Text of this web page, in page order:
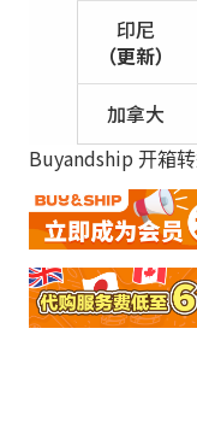
印尼
（更新）
加拿大
Buyandship 开箱